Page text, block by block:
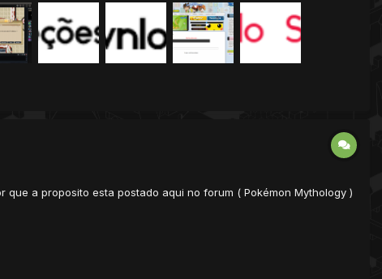
a proposito esta postado aqui no forum ( Pokémon Mythology )